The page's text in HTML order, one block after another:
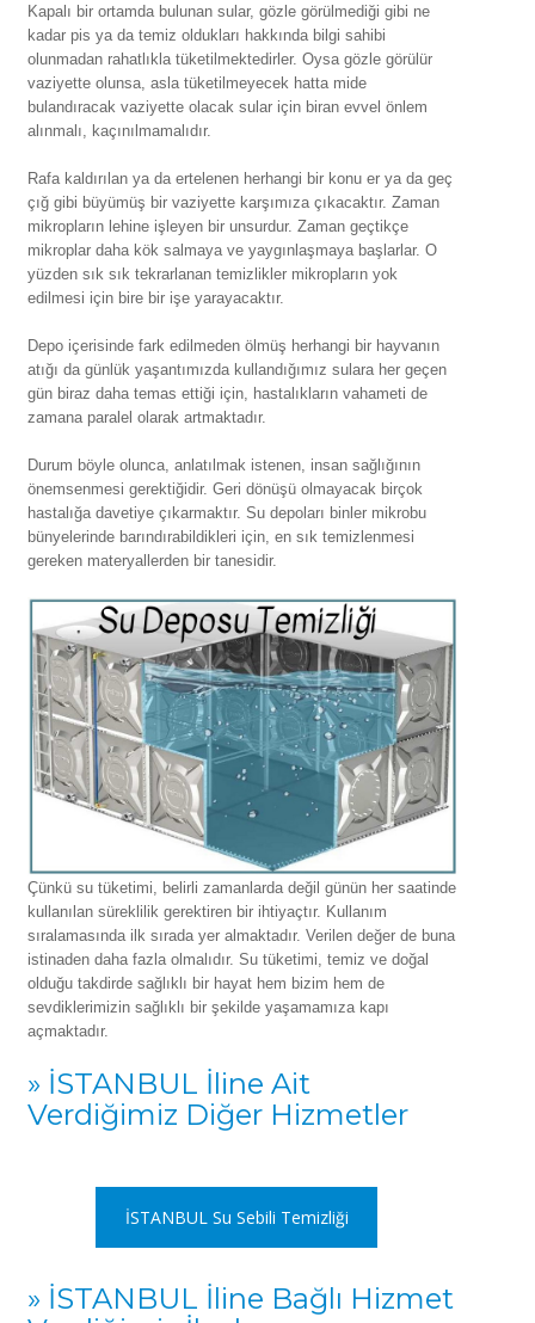
Kapalı bir ortamda bulunan sular, gözle görülmediği gibi ne
kadar pis ya da temiz oldukları hakkında bilgi sahibi
olunmadan rahatlıkla tüketilmektedirler. Oysa gözle görülür
vaziyette olunsa, asla tüketilmeyecek hatta mide
bulandıracak vaziyette olacak sular için biran evvel önlem
alınmalı, kaçınılmamalıdır.
Rafa kaldırılan ya da ertelenen herhangi bir konu er ya da geç
çığ gibi büyümüş bir vaziyette karşımıza çıkacaktır. Zaman
mikropların lehine işleyen bir unsurdur. Zaman geçtikçe
mikroplar daha kök salmaya ve yaygınlaşmaya başlarlar. O
yüzden sık sık tekrarlanan temizlikler mikropların yok
edilmesi için bire bir işe yarayacaktır.
Depo içerisinde fark edilmeden ölmüş herhangi bir hayvanın
atığı da günlük yaşantımızda kullandığımız sulara her geçen
gün biraz daha temas ettiği için, hastalıkların vahameti de
zamana paralel olarak artmaktadır.
Durum böyle olunca, anlatılmak istenen, insan sağlığının
önemsenmesi gerektiğidir. Geri dönüşü olmayacak birçok
hastalığa davetiye çıkarmaktır. Su depoları binler mikrobu
bünyelerinde barındırabildikleri için, en sık temizlenmesi
gereken materyallerden bir tanesidir.
Çünkü su tüketimi, belirli zamanlarda değil günün her saatinde
kullanılan süreklilik gerektiren bir ihtiyaçtır. Kullanım
sıralamasında ilk sırada yer almaktadır. Verilen değer de buna
istinaden daha fazla olmalıdır. Su tüketimi, temiz ve doğal
olduğu takdirde sağlıklı bir hayat hem bizim hem de
sevdiklerimizin sağlıklı bir şekilde yaşamamıza kapı
açmaktadır.
» İSTANBUL İline Ait
Verdiğimiz Diğer Hizmetler
İSTANBUL Su Sebili Temizliği
» İSTANBUL İline Bağlı Hizmet